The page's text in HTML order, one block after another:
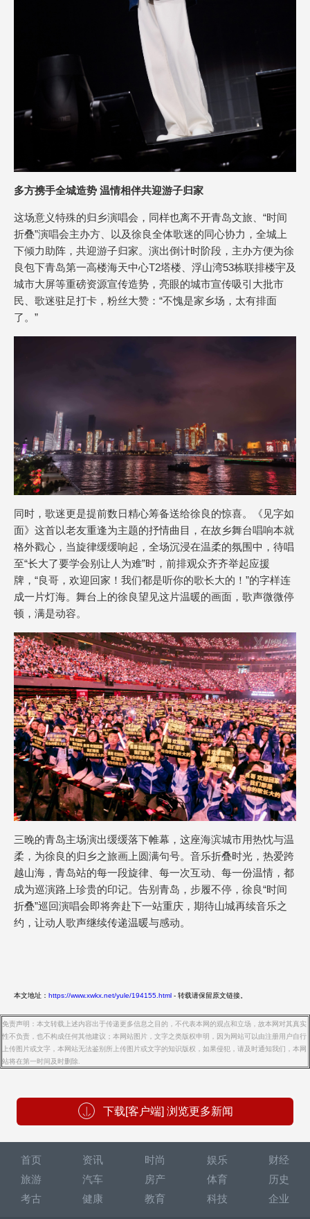
多方携手全城造势 温情相伴共迎游子归家
这场意义特殊的归乡演唱会，同样也离不开青岛文旅、“时间
折叠”演唱会主办方、以及徐良全体歌迷的同心协力，全城上
下倾力助阵，共迎游子归家。演出倒计时阶段，主办方便为徐
良包下青岛第一高楼海天中心T2塔楼、浮山湾53栋联排楼宇及
城市大屏等重磅资源宣传造势，亮眼的城市宣传吸引大批市
民、歌迷驻足打卡，粉丝大赞：“不愧是家乡场，太有排面
了。”
同时，歌迷更是提前数日精心筹备送给徐良的惊喜。《见字如
面》这首以老友重逢为主题的抒情曲目，在故乡舞台唱响本就
格外戳心，当旋律缓缓响起，全场沉浸在温柔的氛围中，待唱
至“长大了要学会别让人为难”时，前排观众齐齐举起应援
牌，“良哥，欢迎回家！我们都是听你的歌长大的！”的字样连
成一片灯海。舞台上的徐良望见这片温暖的画面，歌声微微停
顿，满是动容。
三晚的青岛主场演出缓缓落下帷幕，这座海滨城市用热忱与温
柔，为徐良的归乡之旅画上圆满句号。音乐折叠时光，热爱跨
越山海，青岛站的每一段旋律、每一次互动、每一份温情，都
成为巡演路上珍贵的印记。告别青岛，步履不停，徐良“时间
折叠”巡回演唱会即将奔赴下一站重庆，期待山城再续音乐之
约，让动人歌声继续传递温暖与感动。
本文地址： https://www.xwkx.net/yule/194155.html - 转载请保留原文链接。
免责声明：本文转载上述内容出于传递更多信息之目的，不代表本网的观点和立场，故本网对其真实
性不负责，也不构成任何其他建议；本网站图片，文字之类版权申明，因为网站可以由注册用户自行
上传图片或文字，本网站无法鉴别所上传图片或文字的知识版权，如果侵犯，请及时通知我们，本网
站将在第一时间及时删除.
下载[客户端] 浏览更多新闻
首页 资讯 时尚 娱乐
财经
旅游
汽车 房产 体育
历史
考古
健康 教育 科技 企业